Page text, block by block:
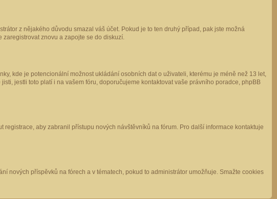
z nějakého důvodu smazal váš účet. Pokud je to ten druhý případ, pak jste možná
znovu a zapojte se do diskuzí.
kde je potencionální možnost ukládání osobních dat o uživateli, kterému je méně než 13 let,
jestli toto platí i na vašem fóru, doporučujeme kontaktovat vaše právního poradce, phpBB
aby zabranil přístupu nových návštěvníků na fórum. Pro další informace kontaktuje
nových příspěvků na fórech a v tématech, pokud to administrátor umožňuje. Smažte cookies